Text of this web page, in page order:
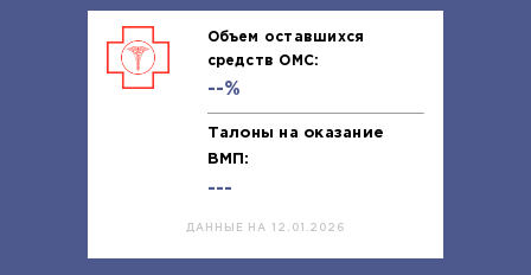
Объем оставшихся
средств ОМС:
--%
Талоны на оказание
ВМП:
---
ДАННЫЕ НА 12.01.2026